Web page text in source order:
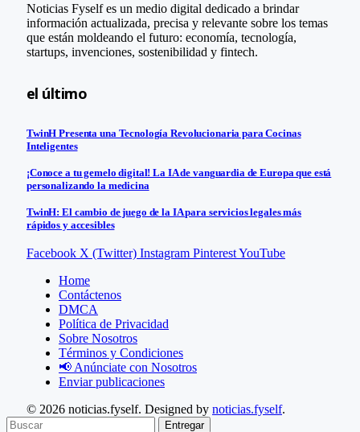
Noticias Fyself es un medio digital dedicado a brindar
información actualizada, precisa y relevante sobre los temas
que están moldeando el futuro: economía, tecnología,
startups, invenciones, sostenibilidad y fintech.
el último
TwinH Presenta una Tecnología Revolucionaria para Cocinas
Inteligentes
¡Conoce a tu gemelo digital! La IA de vanguardia de Europa que está
personalizando la medicina
TwinH: El cambio de juego de la IA para servicios legales más
rápidos y accesibles
Facebook X (Twitter) Instagram PinterestYouTube
Home
Contáctenos
DMCA
Política de Privacidad
Sobre Nosotros
Términos y Condiciones
📢 Anúnciate con Nosotros
Enviar publicaciones
© 2026 noticias.fyself. Designed by noticias.fyself.
Entregar